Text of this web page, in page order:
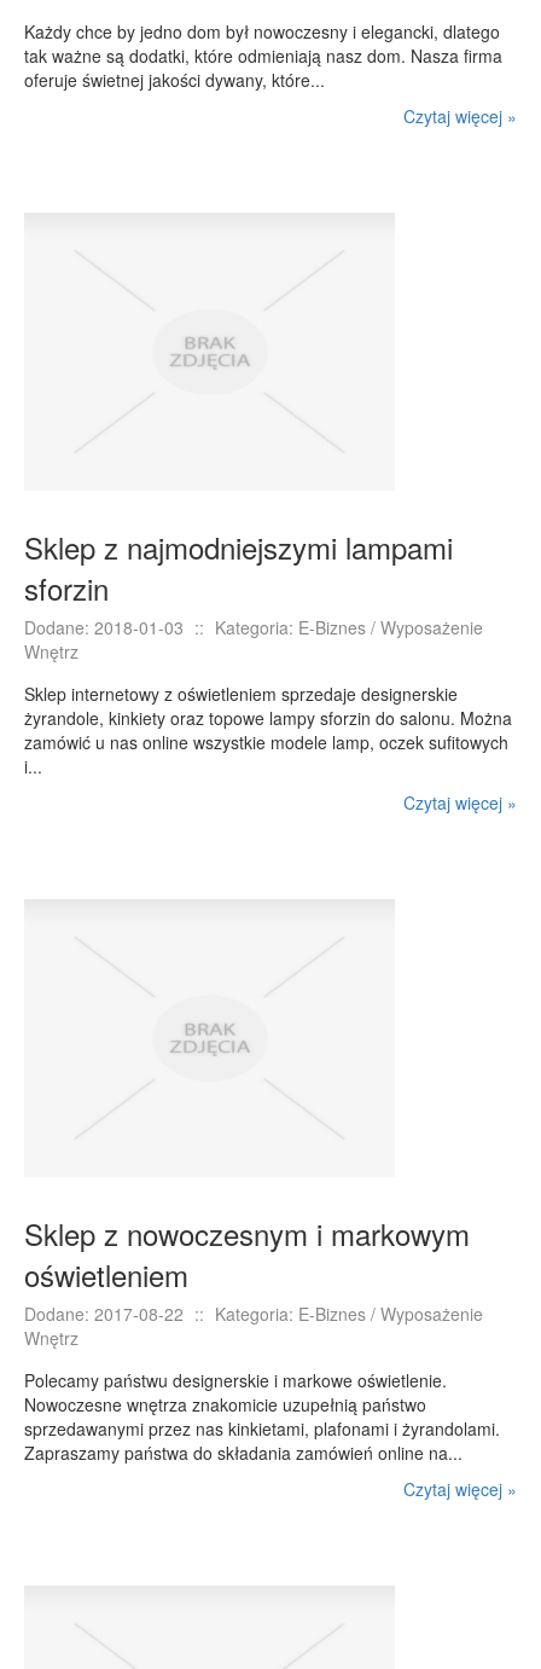
Każdy chce by jedno dom był nowoczesny i elegancki, dlatego
tak ważne są dodatki, które odmieniają nasz dom. Nasza firma
oferuje świetnej jakości dywany, które...
Czytaj więcej »
Sklep z najmodniejszymi lampami
sforzin
Dodane: 2018-01-03 :: Kategoria: E-Biznes / Wyposażenie
Wnętrz
Sklep internetowy z oświetleniem sprzedaje designerskie
żyrandole, kinkiety oraz topowe lampy sforzin do salonu. Można
zamówić u nas online wszystkie modele lamp, oczek sufitowych
i...
Czytaj więcej »
Sklep z nowoczesnym i markowym
oświetleniem
Dodane: 2017-08-22 :: Kategoria: E-Biznes / Wyposażenie
Wnętrz
Polecamy państwu designerskie i markowe oświetlenie.
Nowoczesne wnętrza znakomicie uzupełnią państwo
sprzedawanymi przez nas kinkietami, plafonami i żyrandolami.
Zapraszamy państwa do składania zamówień online na...
Czytaj więcej »